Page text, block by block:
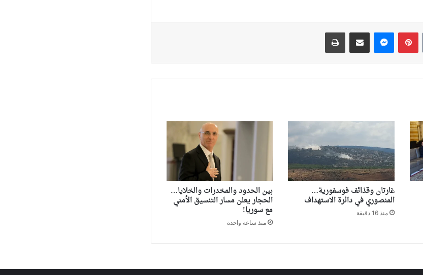
بينتيريستماسنجر مشاركة عبر البريد طباعة
غارتان وقذائف فوسفورية…
المنصوري في دائرة الاستهداف
منذ 16 دقيقة
بين الحدود والمخدرات والخلايا…
الحجار يعلن مسار التنسيق الأمني
مع سوريا!
منذ ساعة واحدة